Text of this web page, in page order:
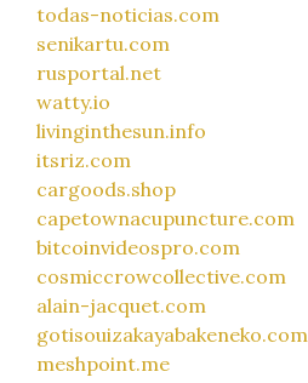
todas-noticias.com
senikartu.com
rusportal.net
watty.io
livinginthesun.info
itsriz.com
cargoods.shop
capetownacupuncture.com
bitcoinvideospro.com
cosmiccrowcollective.com
alain-jacquet.com
gotisouizakayabakeneko.com
meshpoint.me